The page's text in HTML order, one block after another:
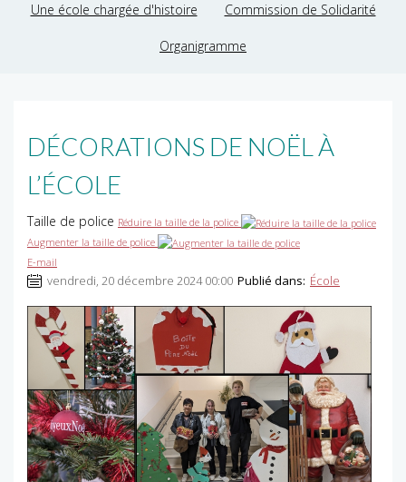
Une école chargée d'histoire Commission de Solidarité
Organigramme
DÉCORATIONS DE NOËL À
L’ÉCOLE
Taille de police Réduire la taille de la police
Augmenter la taille de police
E-mail
vendredi, 20 décembre 2024 00:00 Publié dans: École